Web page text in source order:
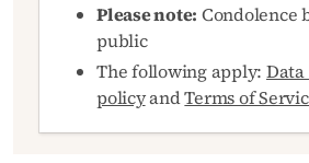
Please note: Condolence
public
The following apply:
policyandTerms of